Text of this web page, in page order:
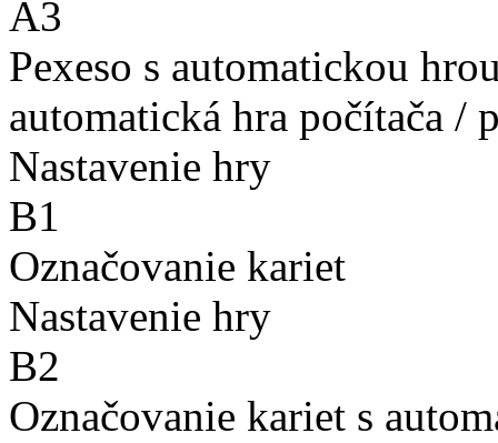
A3
Pexeso s automatickou
automatická hra počítača /
Nastavenie hry
B1
Označovanie kariet
Nastavenie hry
B2
Označovanie kariet s